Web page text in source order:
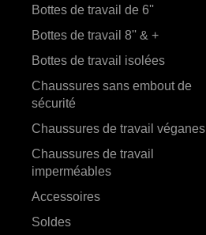
Bottes de travail de 6''
Bottes de travail 8'' & +
Bottes de travail isolées
Chaussures sans embout de
sécurité
Chaussures de travail véganes
Chaussures de travail
imperméables
Accessoires
Soldes